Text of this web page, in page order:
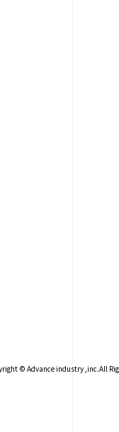
© Advance industry ,inc.All